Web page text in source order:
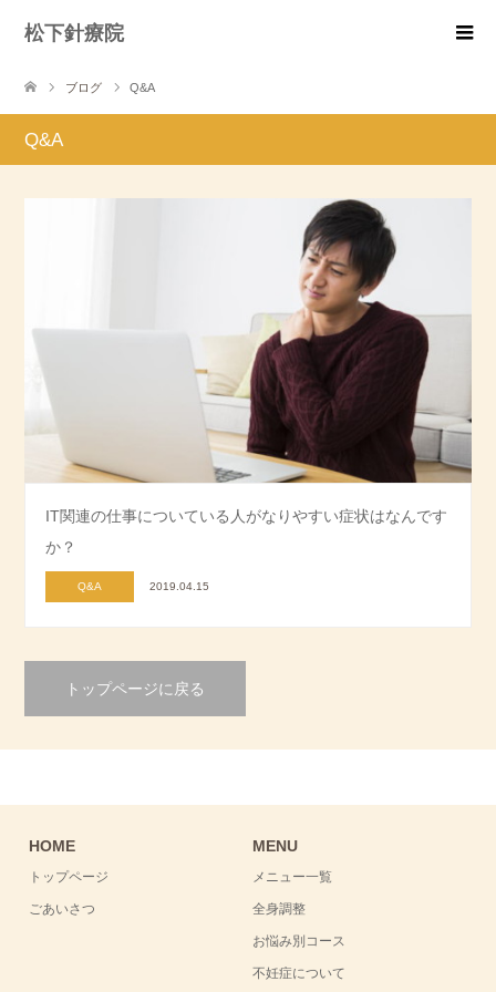
松下針療院
ブログ Q&A
Q&A
IT関連の仕事についている人がなりやすい症状はなんです
か？
Q&A 2019.04.15
トップページに戻る
HOME
トップページ
ごあいさつ
MENU
メニュー一覧
全身調整
お悩み別コース
不妊症について